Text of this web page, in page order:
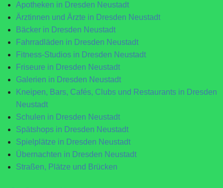
Apotheken in Dresden Neustadt
Ärztinnen und Ärzte in Dresden Neustadt
Bäcker in Dresden Neustadt
Fahrradläden in Dresden Neustadt
Fitness-Studios in Dresden Neustadt
Friseure in Dresden Neustadt
Galerien in Dresden Neustadt
Kneipen, Bars, Cafés, Clubs und Restaurants in Dresden
Neustadt
Schulen in Dresden Neustadt
Spätshops in Dresden Neustadt
Spielplätze in Dresden Neustadt
Übernachten in Dresden Neustadt
Straßen, Plätze und Brücken